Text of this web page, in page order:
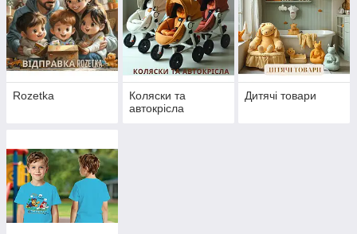
Rozetka
Коляски та
автокрісла
Дитячі товари